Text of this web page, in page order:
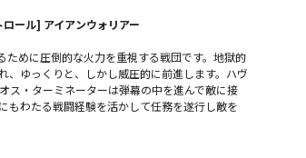
ール] アイアンウォリアー
ために圧倒的な火力を重視する戦団です。地獄的
、ゆっくりと、しかし威圧的に前進します。ハヴ
ス・ターミネーターは弾幕の中を進んで敵に接
もわたる戦闘経験を活かして任務を遂行し敵を